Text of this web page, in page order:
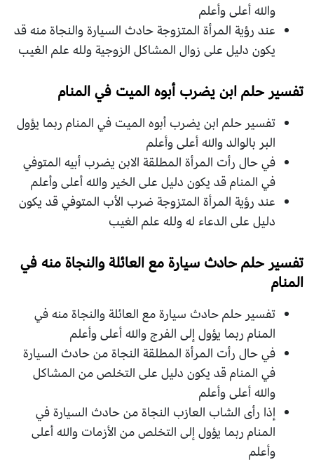
والله أعلى وأعلم
عند رؤية المرأة المتزوجة حادث السيارة والنجاة منه قد
يكون دليل على زوال المشاكل الزوجية ولله علم الغيب
تفسير حلم ابن يضرب أبوه الميت في المنام
تفسير حلم ابن يضرب أبوه الميت في المنام ربما يؤول
البر بالوالد والله أعلى وأعلم
في حال رأت المرأة المطلقة الابن يضرب أبيه المتوفي
في المنام قد يكون دليل على الخير والله أعلى وأعلم
عند رؤية المرأة المتزوجة ضرب الأب المتوفي قد يكون
دليل على الدعاء له ولله علم الغيب
تفسير حلم حادث سيارة مع العائلة والنجاة منه في
المنام
تفسير حلم حادث سيارة مع العائلة والنجاة منه في
المنام ربما يؤول إلى الفرج والله أعلى وأعلم
في حال رأت المرأة المطلقة النجاة من حادث السيارة
في المنام قد يكون دليل على التخلص من المشاكل
والله أعلى وأعلم
إذا رأى الشاب العازب النجاة من حادث السيارة في
المنام ربما يؤول إلى التخلص من الأزمات والله أعلى
وأعلم